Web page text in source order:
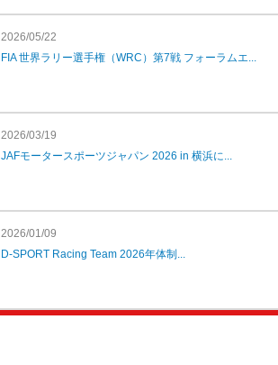
2026/05/22
FIA 世界ラリー選手権（WRC）第7戦 フォーラムエ...
2026/03/19
JAFモータースポーツジャパン 2026 in 横浜に...
2026/01/09
D-SPORT Racing Team 2026年体制...